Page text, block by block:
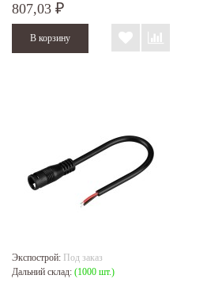
807,03 ₽
Экспострой: Под заказ
Дальний склад: (1000 шт.)